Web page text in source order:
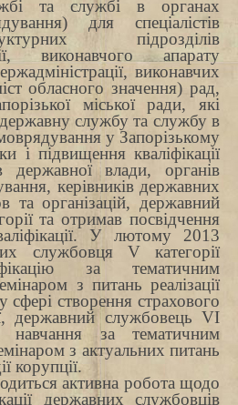
та службі в органах
для спеціалістів
підрозділів
виконавчого апарату
виконавчих
обласного значення) рад,
міської ради, які
службу та службу в
у Запорізькому
і підвищення кваліфікації
державної влади, органів
керівників державних
та організацій, державний
та отримав посвідчення
У лютому 2013
службовця V
категорії
за тематичним
з питань реалізації
сфері створення страхового
державний службовець VI
навчання за тематичним
з актуальних питань
корупції.
активна робота щодо
державних службовців